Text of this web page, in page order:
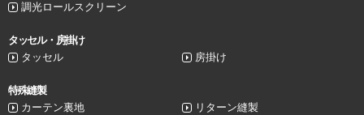
調光ロールスクリーン
タッセル・房掛け
タッセル
房掛け
特殊縫製
カーテン裏地
リターン縫製